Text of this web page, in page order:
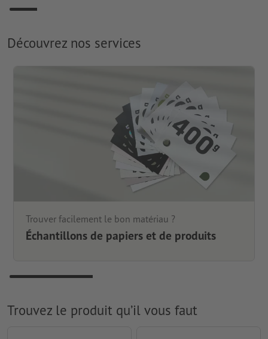
Découvrez nos services
Trouver facilement le bon matériau ?
Échantillons de papiers et de produits
Trouvez le produit qu’il vous faut